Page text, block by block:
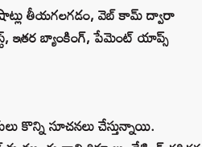
షాట్లు తీయగలగడం, వెబ్ కామ్ ద్వారా
ఇతర బ్యాంకింగ్, పేమెంట్ యాప్స్
కొన్ని సూచనలు చేస్తున్నాయి.